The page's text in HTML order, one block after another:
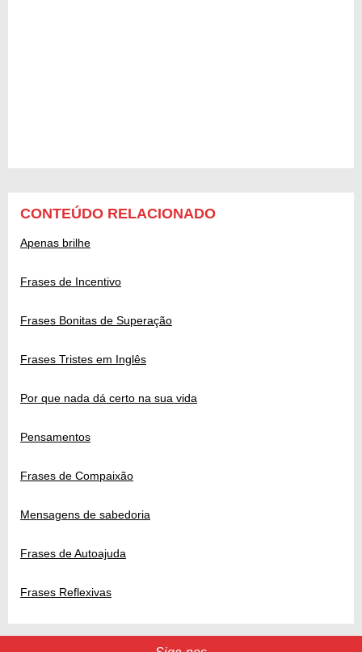
CONTEÚDO RELACIONADO
Apenas brilhe
Frases de Incentivo
Frases Bonitas de Superação
Frases Tristes em Inglês
Por que nada dá certo na sua vida
Pensamentos
Frases de Compaixão
Mensagens de sabedoria
Frases de Autoajuda
Frases Reflexivas